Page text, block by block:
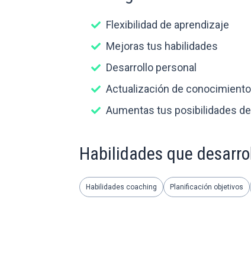
Flexibilidad de aprendizaje
Mejoras tus habilidades
Desarrollo personal
Actualización de
Aumentas tus posibilidades
Habilidades que
Habilidades coaching Planificación objetivos